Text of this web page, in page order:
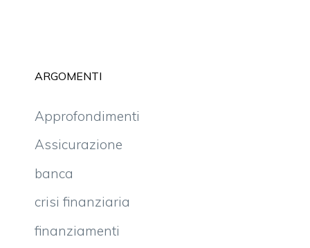
ARGOMENTI
Approfondimenti
Assicurazione
banca
crisi finanziaria
finanziamenti